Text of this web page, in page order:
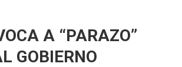
A “PARAZO”
GOBIERNO